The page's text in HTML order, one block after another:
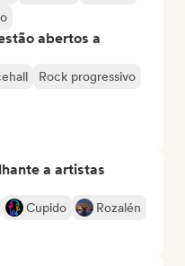
abertos a
Rock progressivo
a artistas
Cupido
Rozalén